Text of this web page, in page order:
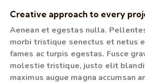
Creative approach to every
Aenean et egestas nulla.
morbi tristique senectus et netus
fames ac turpis egestas. Fusce
molestie tristique, justo elit
maximus augue magna accumsan